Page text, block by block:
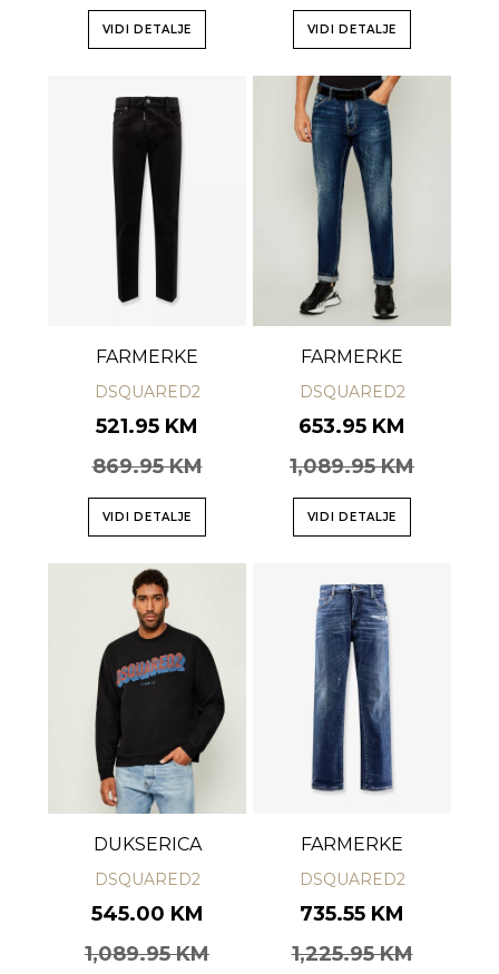
VIDI DETALJE VIDI DETALJE
FARMERKE
DSQUARED2
521.95 KM
869.95 KM
VIDI DETALJE
FARMERKE
DSQUARED2
653.95 KM
1,089.95 KM
VIDI DETALJE
DUKSERICA
DSQUARED2
545.00 KM
1,089.95 KM
FARMERKE
DSQUARED2
735.55 KM
1,225.95 KM